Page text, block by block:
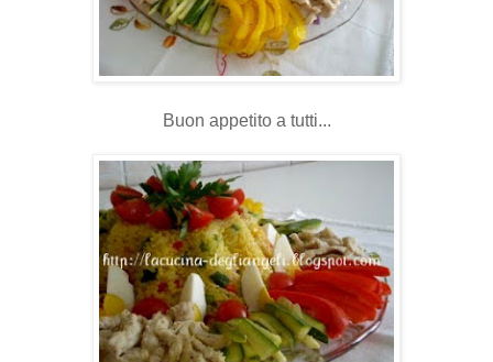
Buon appetito a tutti...